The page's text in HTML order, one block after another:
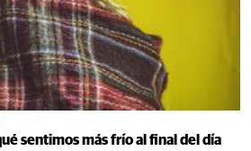
sentimos más frío al final del día